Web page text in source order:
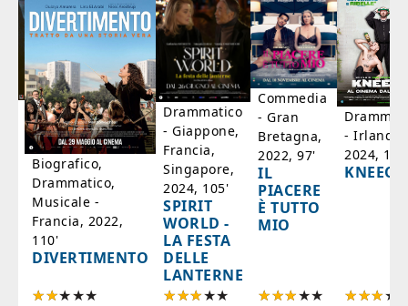
Biografico,
Drammatico,
Musicale -
Francia, 2022,
110'
DIVERTIMENTO
Drammatico
- Giappone,
Francia,
Singapore,
2024, 105'
SPIRIT
WORLD -
LA FESTA
DELLE
LANTERNE
Commedia
- Gran
Bretagna,
2022, 97'
IL
PIACERE
È TUTTO
MIO
- Irlanda,
2024,